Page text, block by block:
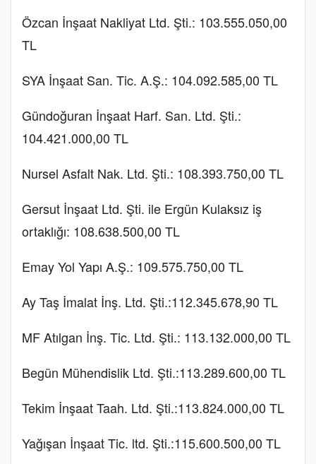
Özcan İnşaat Nakliyat Ltd. Şti.: 103.555.050,00
TL
SYA İnşaat San. Tic. A.Ş.: 104.092.585,00 TL
Gündoğuran İnşaat Harf. San. Ltd. Şti.:
104.421.000,00 TL
Nursel Asfalt Nak. Ltd. Şti.: 108.393.750,00 TL
Gersut İnşaat Ltd. Şti. ile Ergün Kulaksız iş
ortaklığı: 108.638.500,00 TL
Emay Yol Yapı A.Ş.: 109.575.750,00 TL
Ay Taş İmalat İnş. Ltd. Şti.:112.345.678,90 TL
MF Atılgan İnş. Tic. Ltd. Şti.: 113.132.000,00 TL
Begün Mühendislik Ltd. Şti.:113.289.600,00 TL
Tekim İnşaat Taah. Ltd. Şti.:113.824.000,00 TL
Yağışan İnşaat Tic. ltd. Şti.:115.600.500,00 TL